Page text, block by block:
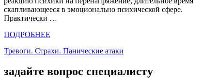
скапливающееся в эмоционально психической сфере.
Практически …
ПОДРОБНЕЕ
Тревоги. Страхи. Панические атаки
задайте вопрос специалисту